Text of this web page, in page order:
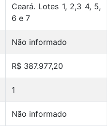
Ceará. Lotes 1, 2,3 4, 5,
6 e 7
Não informado
R$ 387.977,20
1
Não informado